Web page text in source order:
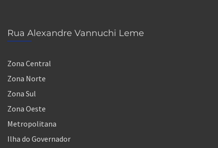
Rua Alexandre Vannuchi Leme
Zona Central
Zona Norte
Zona Sul
Zona Oeste
Metropolitana
Ilha do Governador